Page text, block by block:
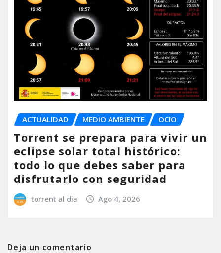
ACTUALIDAD MEDIO AMBIENTE OCIO
Torrent se prepara para vivir un
eclipse solar total histórico:
todo lo que debes saber para
disfrutarlo con seguridad
torrent al dia Ago 4, 2026
Deja un comentario